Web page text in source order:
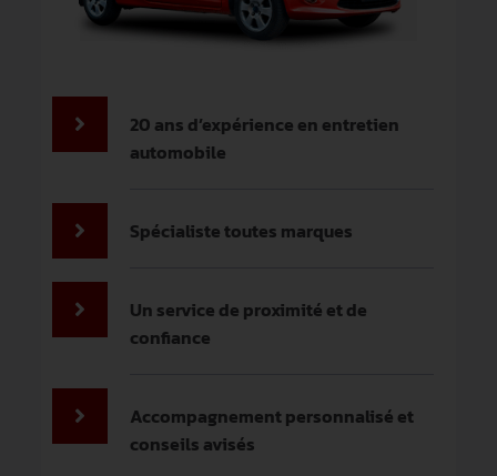
20 ans d’expérience en entretien
automobile
Spécialiste toutes marques
Un service de proximité et de
confiance
Accompagnement personnalisé et
conseils avisés